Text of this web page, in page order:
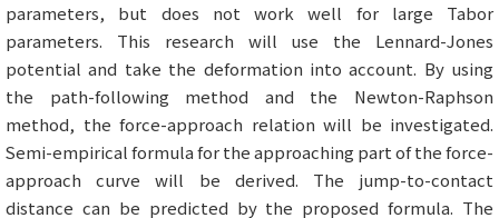
parameters, but does not work well for large Tabor
parameters. This research will use the Lennard-Jones
potential and take the deformation into account. By using
the path-following method and the Newton-Raphson
method, the force-approach relation will be investigated.
Semi-empirical formula for the approaching part of the force-
approach curve will be derived. The jump-to-contact
distance can be predicted by the proposed formula. The